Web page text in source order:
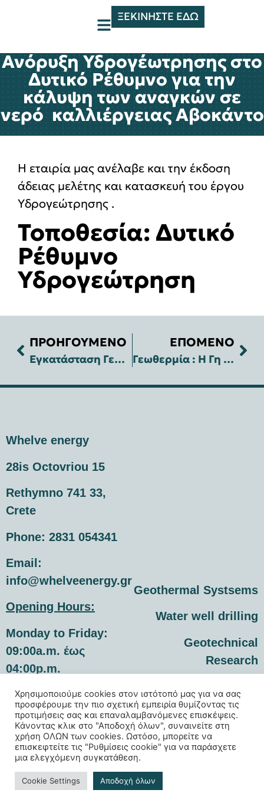
ΞΕΚΙΝΗΣΤΕ ΕΔΩ
Ανόρυξη Υδρογέωτρησης στο
Δυτικό Ρέθυμνο για την
κάλυψη των αναγκών σε
νερό καλλιέργειας Αβοκάντο
Η εταιρία μας ανέλαβε και την έκδοση
άδειας μελέτης και κατασκευή του έργου
Υδρογεώτρησης .
Τοποθεσία: Δυτικό
Ρέθυμνο
Υδρογεώτρηση
ΠΡΟΗΓΟΥΜΕΝΟ
Εγκατάσταση Γεωθερμίας κλειστού τύπου για Θέρμανση-Ψύξη κατοικίας στο Κολυμβάρι Χανιών
ΕΠΟΜΕΝΟ
Γεωθερμία : Η Γη δίνει τη λύση στον Καύσωνα μειώνοντας την κατανάλωση σε ψύξη έως και 40%
Whelve energy
28is Octovriou 15
Rethymno 741 33,
Crete
Phone: 2831 054341
Εmail:
info@whelveenergy.gr
Opening Hours:
Monday to Friday:
09:00a.m. έως
04:00p.m.
Saturday & Sunday:
Closed
Geothermal Systsems
Water well drilling
Geotechnical
Research
Χρησιμοποιούμε cookies στον ιστότοπό μας για να σας
προσφέρουμε την πιο σχετική εμπειρία θυμίζοντας τις
προτιμήσεις σας και επαναλαμβανόμενες επισκέψεις.
Κάνοντας κλικ στο "Αποδοχή όλων", συναινείτε στη
χρήση ΟΛΩΝ των cookies. Ωστόσο, μπορείτε να
επισκεφτείτε τις "Ρυθμίσεις cookie" για να παράσχετε
μια ελεγχόμενη συγκατάθεση.
Cookie Settings Aποδοχή όλων